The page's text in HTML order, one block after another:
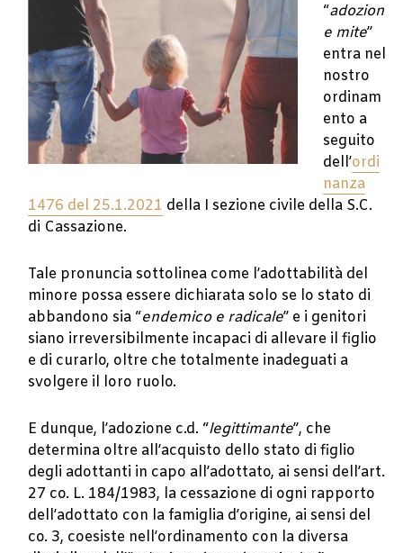
“adozion
e mite”
entra nel
nostro
ordinam
ento a
seguito
dell’ordi
nanza
1476 del 25.1.2021 della I sezione civile della S.C.
di Cassazione.
Tale pronuncia sottolinea come l’adottabilità del
minore possa essere dichiarata solo se lo stato di
abbandono sia “endemico e radicale” e i genitori
siano irreversibilmente incapaci di allevare il figlio
e di curarlo, oltre che totalmente inadeguati a
svolgere il loro ruolo.
E dunque, l’adozione c.d. “legittimante”, che
determina oltre all’acquisto dello stato di figlio
degli adottanti in capo all’adottato, ai sensi dell’art.
27 co. L. 184/1983, la cessazione di ogni rapporto
dell’adottato con la famiglia d’origine, ai sensi del
co. 3, coesiste nell’ordinamento con la diversa